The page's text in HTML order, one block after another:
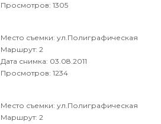
Просмотров: 1305
Место съемки: ул.Полиграфическая
Маршрут: 2
Дата снимка: 03.08.2011
Просмотров: 1234
Место съемки: ул.Полиграфическая
Маршрут: 2